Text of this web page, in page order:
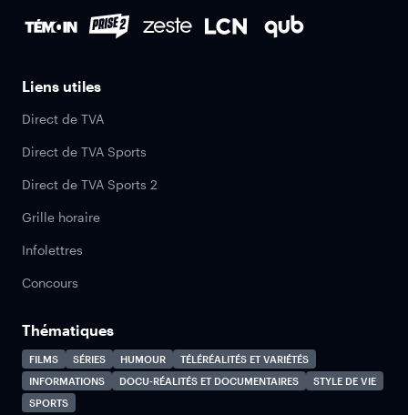
Liens utiles
Direct de TVA
Direct de TVA Sports
Direct de TVA Sports 2
Grille horaire
Infolettres
Concours
Thématiques
FILMS SÉRIES HUMOUR
TÉLÉRÉALITÉS ET VARIÉTÉS
INFORMATIONS
DOCU-RÉALITÉS ET DOCUMENTAIRES
STYLE DE VIE
SPORTS